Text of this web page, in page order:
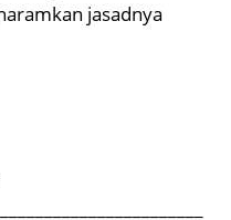
jasadnya